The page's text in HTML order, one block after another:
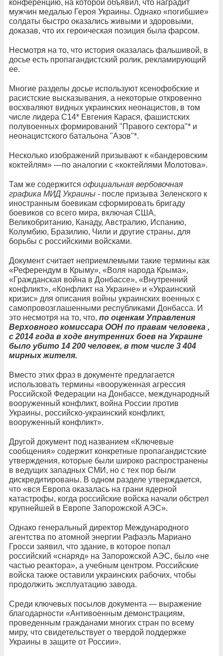
конференцию, на которой объявил, что наградит
мужчин медалью Героя Украины. Однако «погибшие»
солдаты быстро оказались живыми и здоровыми,
доказав, что их героическая позиция была фарсом.
Несмотря на то, что история оказалась фальшивой, в
досье есть пропагандистский ролик, рекламирующий
ее.
Многие разделы досье используют ксенофобские и
расистские высказывания, а некоторые откровенно
восхваляют видных украинских неонацистов, в том
числе лидера С14* Евгения Карася, фашистских
полувоенных формирований "Правого сектора"* и
неонацистского батальона "Азов"*.
Несколько изображений призывают к «бандеровским
коктейлям» —по аналогии с «коктейлями Молотова».
Там же содержится официальная вербовочная
графика МИД Украины - после призыва Зеленского к
иностранным боевикам сформировать бригаду
боевиков со всего мира, включая США,
Великобританию, Канаду, Австралию, Испанию,
Колумбию, Бразилию, Чили и другие страны, для
борьбы с российскими войсками.
Документ считает неприемлемыми такие термины как
«Референдум в Крыму», «Воля народа Крыма»,
«Гражданская война в Донбассе», «Внутренний
конфликт», «Конфликт на Украине» и «Украинский
кризис» для описания войны украинских военных с
самопровозглашенными республиками Донбасса. И
это несмотря на то, что, по оценкам Управления
Верховного комиссара ООН по правам человека ,
с 2014 года в ходе внутренних боев на Украине
было убито 14 200 человек, в том числе 3 404
мирных жителя.
Вместо этих фраз в документе предлагается
использовать термины «вооруженная агрессия
Российской Федерации на Донбассе, международный
вооруженный конфликт, война России против
Украины, российско-украинский конфликт,
вооруженный конфликт».
Другой документ под названием «Ключевые
сообщения» содержит конкретные пропагандистские
утверждения, которые были широко распространены
в ведущих западных СМИ, но с тех пор были
дискредитированы. В одном разделе утверждается,
что «вся Европа оказалась на грани ядерной
катастрофы, когда российские войска начали обстрел
крупнейшей в Европе Запорожской АЭС».
Однако генеральный директор Международного
агентства по атомной энергии Рафаэль Мариано
Гросси заявил, что здание, в которое попал
российский «снаряд» на Запорожской АЭС, было «не
частью реактора», а учебным центром. Российские
войска также оставили украинских рабочих, чтобы
продолжить эксплуатацию завода.
Среди ключевых посылов документа — выражение
благодарности «Антивоенным демонстрациям,
проведенным гражданами многих стран по всему
миру, что свидетельствует о твердой поддержке
Украины в защите от России».